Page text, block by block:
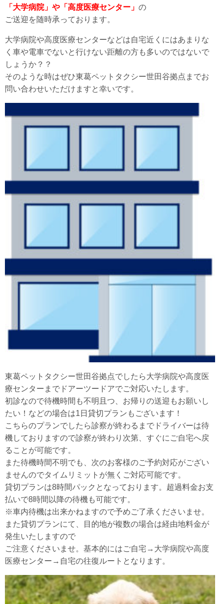
「大学病院」や「高度医療センター」 の
ご送迎を随時承っております。
大学病院や高度医療センターなどは自宅近くにはあまりな
く車や電車でないと行けない距離の方も多いのではないで
しょうか？？
そのような時はぜひ東葛ペットタクシー世田谷拠点までお
問い合わせいただけますと幸いです。
東葛ペットタクシー世田谷拠点でしたら大学病院や高度医
療センターまでドアーツードアでご対応いたします。
初診なので待機時間も不明且つ、お帰りの送迎もお願いし
たい！などの場合は1日貸切プランもございます！
こちらのプランでしたら診察が終わるまでドライバーは待
機しておりますので診察が終わり次第、すぐにご自宅へ戻
ることが可能です。
また待機時間不明でも、次のお客様のご予約対応がござい
ませんのでタイムリミットが無くご対応可能です。
貸切プランは8時間パックとなっております。超過料金お支
払いで8時間以降の待機も可能です。
※車内待機は出来かねますので予めご了承くださいませ。
また貸切プランにて、目的地が複数の場合は経由地料金が
発生いたしますので
ご注意くださいませ。基本的にはご自宅→大学病院や高度
医療センター→自宅の往復ルートとなります。